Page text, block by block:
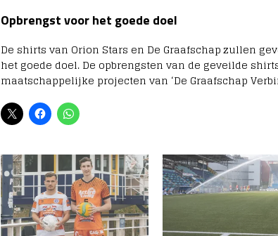
Opbrengst voor het goede doel
De shirts van Orion Stars en De Graafschap zullen
het goede doel. De opbrengsten van de geveilde
maatschappelijke projecten van ‘De Graafschap